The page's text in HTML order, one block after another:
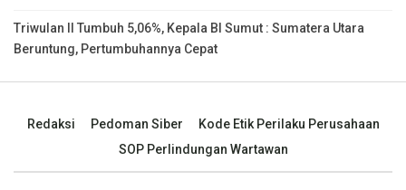
Triwulan II Tumbuh 5,06%, Kepala BI Sumut : Sumatera Utara
Beruntung, Pertumbuhannya Cepat
Redaksi Pedoman Siber
Kode Etik Perilaku Perusahaan
SOP Perlindungan Wartawan